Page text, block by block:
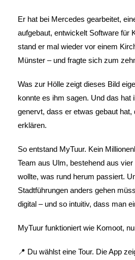
Er hat bei Mercedes gearbeitet,
aufgebaut, entwickelt Software für
stand er mal wieder vor einem
Münster – und fragte sich zum
Was zur Hölle zeigt dieses Bild
konnte es ihm sagen. Und das hat
genervt, dass er etwas gebaut hat,
erklären.
So entstand MyTuur. Kein
Team aus Ulm, bestehend aus
wollte, was rund herum passiert.
Stadtführungen anders gehen
digital – und so intuitiv, dass man
MyTuur funktioniert wie Komoot,
📍 Du wählst eine Tour. Die App